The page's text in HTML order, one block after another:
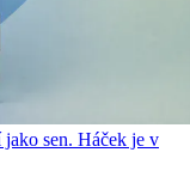
sen. Háček je v